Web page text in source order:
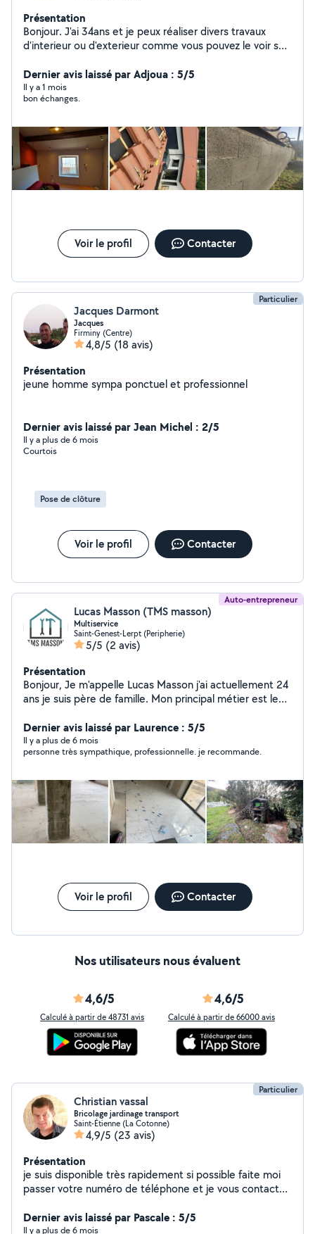
Présentation
Bonjour. J'ai 34ans et je peux réaliser divers travaux
d'interieur ou d'exterieur comme vous pouvez le voir sur
précedents travaux réalisés. Bonne journée à toutes et
tous.
Dernier avis laissé par Adjoua : 5/5
Il y a 1 mois
bon échanges.
Voir le profil Contacter
Particulier
Jacques Darmont
Jacques
Firminy (Centre)
4,8/5 (18 avis)
Présentation
jeune homme sympa ponctuel et professionnel
Dernier avis laissé par Jean Michel : 2/5
Il y a plus de 6 mois
Courtois
Pose de clôture
Voir le profil Contacter
Auto-entrepreneur
Lucas Masson (TMS masson)
Multiservice
Saint-Genest-Lerpt (Peripherie)
5/5 (2 avis)
Présentation
Bonjour, Je m'appelle Lucas Masson j'ai actuellement 24
ans je suis père de famille. Mon principal métier est le
dans la démolition mais également dans le carrelage. J'ai
des équipes et du matériel pour pouvoir répondre à vos
besoins. Je souhaite faire mûrir mon entreprise en
motivé et professionnel.
Dernier avis laissé par Laurence : 5/5
Il y a plus de 6 mois
personne très sympathique, professionnelle. je recommande.
Voir le profil Contacter
Nos utilisateurs nous évaluent
4,6/5
Calculé à partir de 48731 avis
4,6/5
Calculé à partir de 66000 avis
Particulier
Christian vassal
Bricolage jardinage transport
Saint-Étienne (La Cotonne)
4,9/5 (23 avis)
Présentation
je suis disponible très rapidement si possible faite moi
passer votre numéro de téléphone et je vous contact
Dernier avis laissé par Pascale : 5/5
Il y a plus de 6 mois